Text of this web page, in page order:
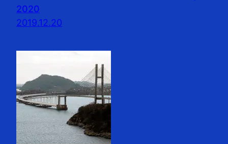
2020
2019.12.20